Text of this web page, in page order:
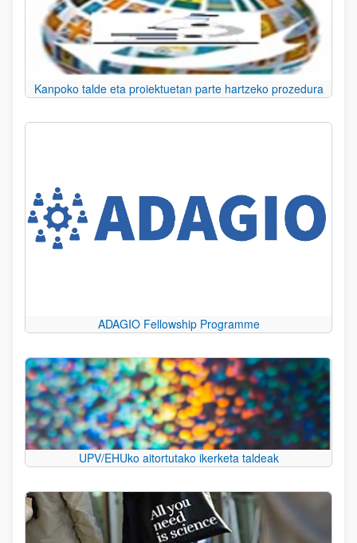
Kanpoko talde eta proiektuetan parte hartzeko prozedura
ADAGIO Fellowship Programme
UPV/EHUko aitortutako ikerketa taldeak